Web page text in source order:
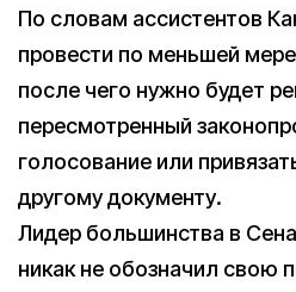
По словам ассистентов
провести по меньшей
после чего нужно будет
пересмотренный
голосование или
другому документу.
Лидер большинства в
никак не обозначил свою